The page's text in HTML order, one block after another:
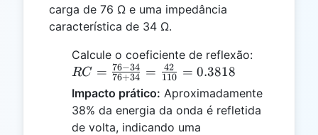
carga de 76 Ω e uma impedância
característica de 34 Ω.
Calcule o coeficiente de reflexão:
- 34}{76
+ 34} =
\frac{42}
RC = 76+34
76−34 = 110
42 = 0.3818
Impacto prático: Aproximadamente
38% da energia da onda é refletida
de volta, indicando uma